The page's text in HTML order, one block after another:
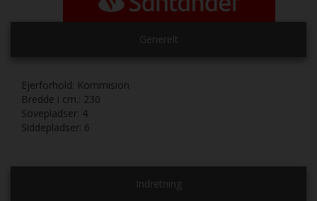
Generelt
Ejerforhold: Kommision
Bredde i cm.: 230
Sovepladser: 4
Siddepladser: 6
Indretning